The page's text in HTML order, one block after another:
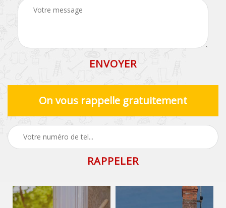
On vous rappelle gratuitement